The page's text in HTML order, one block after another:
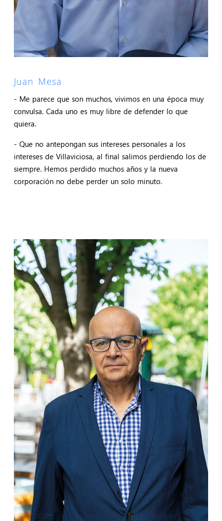
Juan Mesa
- Me parece que son muchos, vivimos en una época muy
convulsa. Cada uno es muy libre de defender lo que
quiera.
- Que no antepongan sus intereses personales a los
intereses de Villaviciosa, al final salimos perdiendo los de
siempre. Hemos perdido muchos años y la nueva
corporación no debe perder un solo minuto.